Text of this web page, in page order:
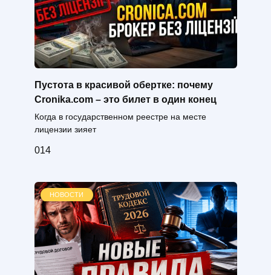
Пустота в красивой обертке: почему
Cronika.com – это билет в один конец
Когда в государственном реестре на месте
лицензии зияет
014
НОВОСТИ